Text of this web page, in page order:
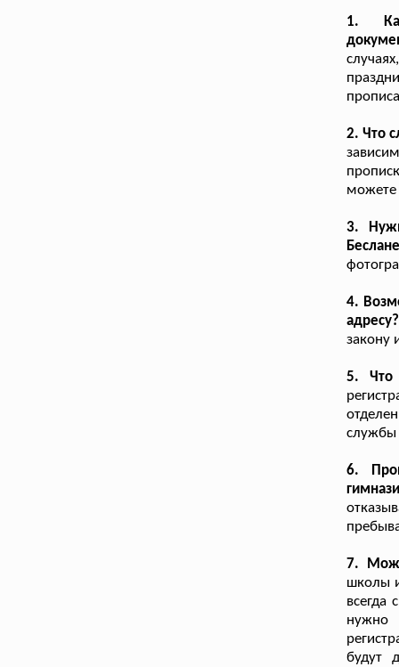
1.
2. Что
можете
3.
4.
адресу?
закону
5. Что
службы
6.
7.
школы
всегда
нужно
будут